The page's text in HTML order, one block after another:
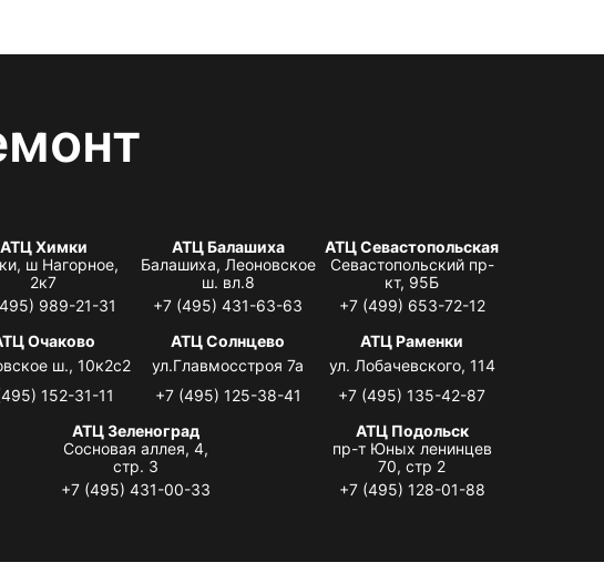
АТЦ Химки
ш Нагорное,
2к7
989-21-31
АТЦ Балашиха
Балашиха, Леоновское
ш. вл.8
+7 (495) 431-63-63
АТЦ Севастопольская
Севастопольский пр-
кт, 95Б
+7 (499) 653-72-12
Очаково
ш., 10к2с2
152-31-11
АТЦ Солнцево
ул.Главмосстроя 7а
+7 (495) 125-38-41
АТЦ Раменки
ул. Лобачевского, 114
+7 (495) 135-42-87
АТЦ Зеленоград
Сосновая аллея, 4,
стр. 3
+7 (495) 431-00-33
АТЦ Подольск
пр-т Юных ленинцев
70, стр 2
+7 (495) 128-01-88